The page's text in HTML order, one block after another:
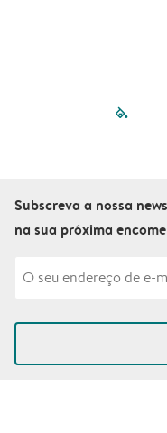
Subscreva a nossa
na sua próxima